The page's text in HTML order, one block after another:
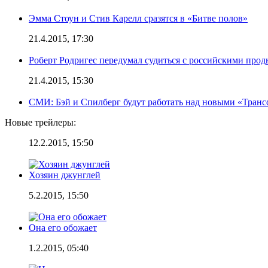
Эмма Стоун и Стив Карелл сразятся в «Битве полов»
21.4.2015, 17:30
Роберт Родригес передумал судиться с российскими
21.4.2015, 15:30
СМИ: Бэй и Спилберг будут работать над новыми
Новые трейлеры:
12.2.2015, 15:50
Хозяин джунглей
5.2.2015, 15:50
Она его обожает
1.2.2015, 05:40